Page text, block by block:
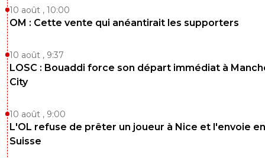
10 août , 10:00
OM : Cette vente qui anéantirait les supporters
10 août , 9:37
LOSC : Bouaddi force son départ immédiat à
City
10 août , 9:00
L'OL refuse de prêter un joueur à Nice et l'envoie en
Suisse